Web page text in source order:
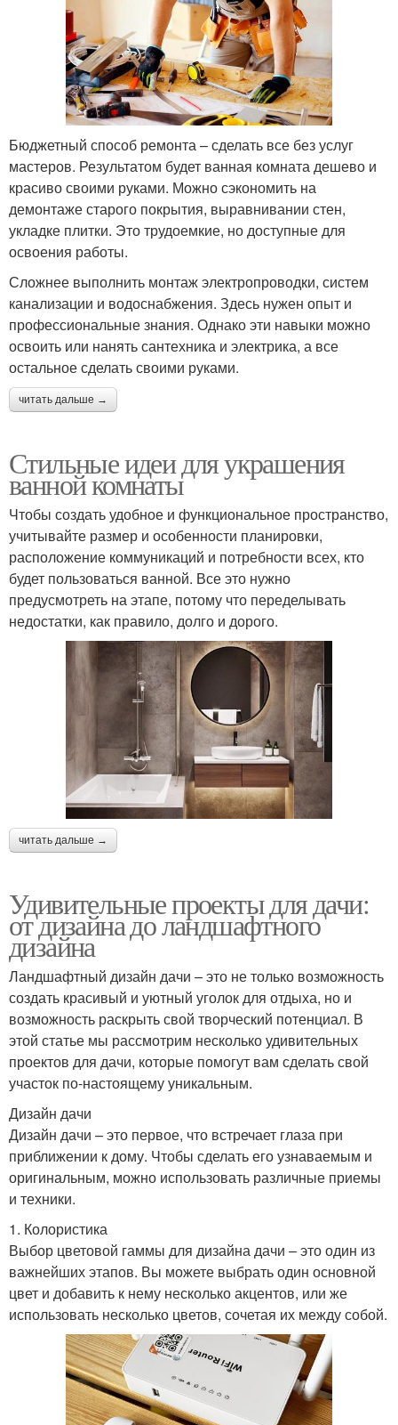
Бюджетный способ ремонта – сделать все без услуг
мастеров. Результатом будет ванная комната дешево и
красиво своими руками. Можно сэкономить на
демонтаже старого покрытия, выравнивании стен,
укладке плитки. Это трудоемкие, но доступные для
освоения работы.
Сложнее выполнить монтаж электропроводки, систем
канализации и водоснабжения. Здесь нужен опыт и
профессиональные знания. Однако эти навыки можно
освоить или нанять сантехника и электрика, а все
остальное сделать своими руками.
читать дальше →
Стильные идеи для украшения
ванной комнаты
Чтобы создать удобное и функциональное пространство,
учитывайте размер и особенности планировки,
расположение коммуникаций и потребности всех, кто
будет пользоваться ванной. Все это нужно
предусмотреть на этапе, потому что переделывать
недостатки, как правило, долго и дорого.
читать дальше →
Удивительные проекты для дачи:
от дизайна до ландшафтного
дизайна
Ландшафтный дизайн дачи – это не только возможность
создать красивый и уютный уголок для отдыха, но и
возможность раскрыть свой творческий потенциал. В
этой статье мы рассмотрим несколько удивительных
проектов для дачи, которые помогут вам сделать свой
участок по-настоящему уникальным.
Дизайн дачи
Дизайн дачи – это первое, что встречает глаза при
приближении к дому. Чтобы сделать его узнаваемым и
оригинальным, можно использовать различные приемы
и техники.
1. Колористика
Выбор цветовой гаммы для дизайна дачи – это один из
важнейших этапов. Вы можете выбрать один основной
цвет и добавить к нему несколько акцентов, или же
использовать несколько цветов, сочетая их между собой.